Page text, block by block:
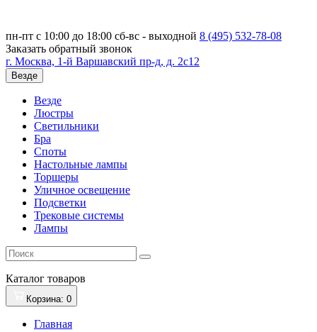
пн-пт с 10:00 до 18:00 сб-вс - выходной 8 (495) 532-78-08
Заказать обратный звонок
г. Москва, 1-й Варшавский пр-д, д. 2с12
Везде
Везде
Люстры
Светильники
Бра
Споты
Настольные лампы
Торшеры
Уличное освещение
Подсветки
Трековые системы
Лампы
Каталог товаров
Корзина: 0
Главная